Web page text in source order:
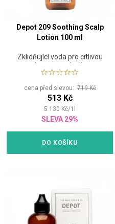
Depot 209 Soothing Scalp
Lotion 100 ml
Zklidňující voda pro citlivou
vlasovou pokožku
cena před slevou:719 Kč
513 Kč
5 130 Kč/1
SLEVA 29%
DO KOŠÍKU